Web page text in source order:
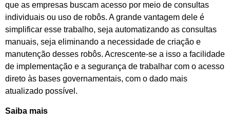
que as empresas buscam acesso por meio de consultas
individuais ou uso de robôs. A grande vantagem dele é
simplificar esse trabalho, seja automatizando as consultas
manuais, seja eliminando a necessidade de criação e
manutenção desses robôs. Acrescente-se a isso a facilidade
de implementação e a segurança de trabalhar com o acesso
direto às bases governamentais, com o dado mais
atualizado possível.
Saiba mais